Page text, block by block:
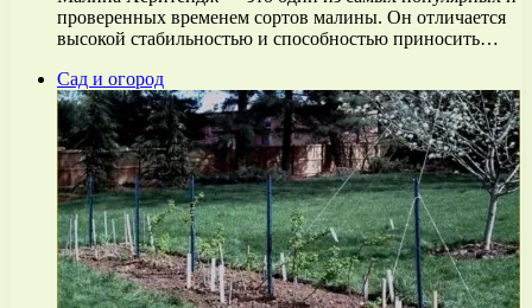
проверенных временем сортов малины. Он отличается
высокой стабильностью и способностью приносить…
Сад и огород